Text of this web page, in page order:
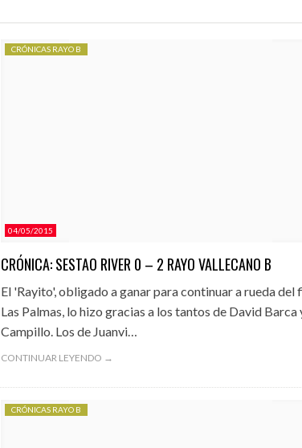
04/05/2015
CRÓNICAS RAYO B
CRÓNICA: SESTAO RIVER 0 – 2 RAYO VALLECANO B
El 'Rayito', obligado a ganar para continuar a rueda del
Las Palmas, lo hizo gracias a los tantos de David Barca
Campillo. Los de Juanvi…
CONTINUAR LEYENDO →
CRÓNICAS RAYO B